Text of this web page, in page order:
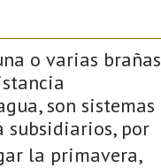
o varias brañas
son sistemas
subsidiarios, por
la primavera,